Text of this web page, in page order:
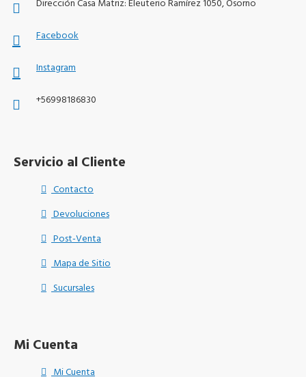
Dirección Casa Matriz: Eleuterio Ramírez 1050, Osorno
Facebook
Instagram
+56998186830
Servicio al Cliente
Contacto
Devoluciones
Post-Venta
Mapa de Sitio
Sucursales
Mi Cuenta
Mi Cuenta